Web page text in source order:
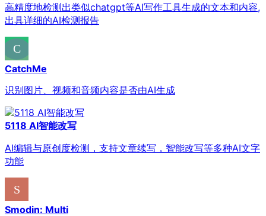
高精度地检测出类似chatgpt等AI写作工具生成的文本和内容,
出具详细的AI检测报告
CatchMe
识别图片、视频和音频内容是否由AI生成
5118 AI智能改写
AI编辑与原创度检测，支持文章续写，智能改写等多种AI文字
功能
Smodin: Multi